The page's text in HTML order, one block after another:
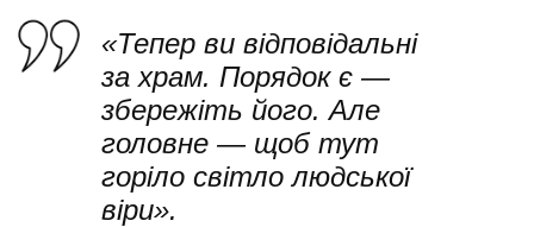
«Тепер ви відповідальні
за храм. Порядок є —
збережіть його. Але
головне — щоб тут
горіло світло людської
віри».